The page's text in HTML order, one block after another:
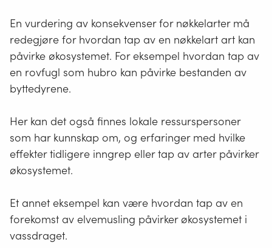
som
virker
der,
eller
spesielle
som
dammer,
åkerholmer
eller
spesielle
typer
geologiske
med
å
dø
ut.
En vurdering av konsekvenser for nøkkelarter må
redegjøre for hvordan tap av en nøkkelart art kan
påvirke økosystemet. For eksempel hvordan tap av
en rovfugl som hubro kan påvirke bestanden av
byttedyrene.
Her kan det også finnes lokale ressurspersoner
som har kunnskap om, og erfaringer med hvilke
effekter tidligere inngrep eller tap av arter påvirker
økosystemet.
Et annet eksempel kan være hvordan tap av en
forekomst av elvemusling påvirker økosystemet i
vassdraget.